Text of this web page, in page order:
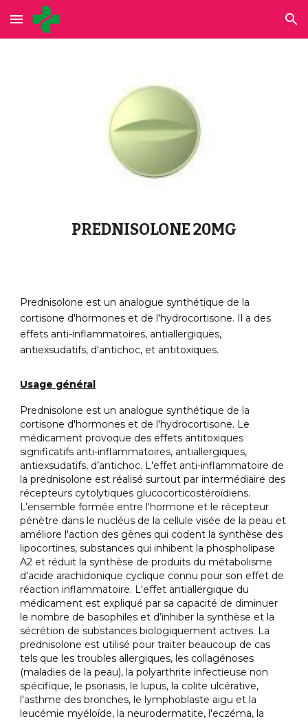
Skip to main content Skip to navigation
PREDNISOLONE 20MG
Prednisolone est un analogue synthétique de la
cortisone d'hormones et de l'hydrocortisone. Il a des
effets anti-inflammatoires, antiallergiques,
antiexsudatifs, d'antichoc, et antitoxiques.
Usage général
Prednisolone est un analogue synthétique de la
cortisone d'hormones et de l'hydrocortisone. Le
médicament provoque des effets antitoxiques
significatifs anti-inflammatoires, antiallergiques,
antiexsudatifs, d’antichoc. L'effet anti-inflammatoire de
la prednisolone est réalisé surtout par intermédiaire des
récepteurs cytolytiques glucocorticostéroïdiens.
L’ensemble formée entre l'hormone et le récepteur
pénètre dans le nucléus de la cellule visée de la peau et
améliore l'action des gènes qui codent la synthèse des
lipocortines, substances qui inhibent la phospholipase
A2 et réduit la synthèse de produits du métabolisme
d'acide arachidonique cyclique connu pour son effet de
réaction inflammatoire. L'effet antiallergique du
médicament est expliqué par sa capacité de diminuer
le nombre de basophiles et d’inhiber la synthèse et la
sécrétion de substances biologiquement actives. La
prednisolone est utilisé pour traiter beaucoup de cas
tels que les troubles allergiques, les collagénoses
(maladies de la peau), la polyarthrite infectieuse non
spécifique, le psoriasis, le lupus, la colite ulcérative,
l'asthme des bronches, le lymphoblaste aigu et la
leucémie myéloïde, la neurodermatite, l'eczéma, la